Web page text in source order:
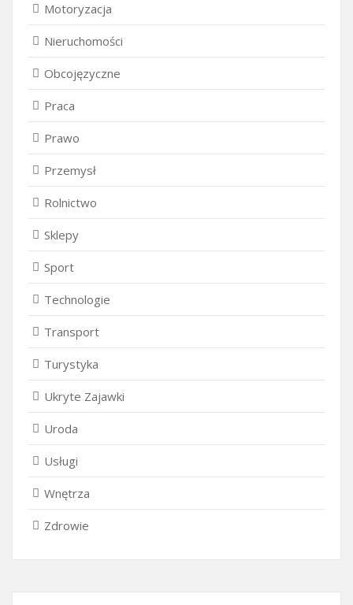
Motoryzacja
Nieruchomości
Obcojęzyczne
Praca
Prawo
Przemysł
Rolnictwo
Sklepy
Sport
Technologie
Transport
Turystyka
Ukryte Zajawki
Uroda
Usługi
Wnętrza
Zdrowie